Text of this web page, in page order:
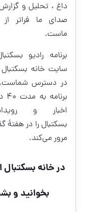
داغ ، تحلیل و
صدای ما فراتر از
ماست.
برنامه رادیو
سایت خانه بسکتبال
در دسترس
اخبار و
بسکتبال را در هفتۀ
مرور می‌کند.
در خانه بسکتبال
بخوانید و